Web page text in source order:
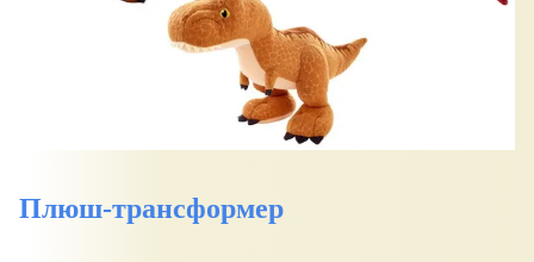
Плюш-трансформер